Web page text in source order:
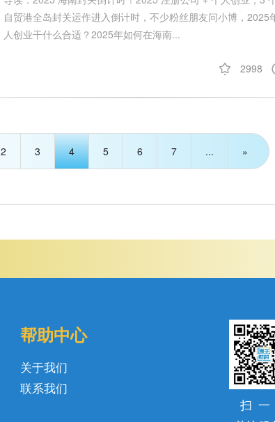
自贸港全岛封关运作进入倒计时，不少粉丝朋友问小博，
人创业干什么合适？2025年如何在海南...
2998
2 3 4 5 6 7 ... »
帮助中心
关于我们
联系我们
扫 一